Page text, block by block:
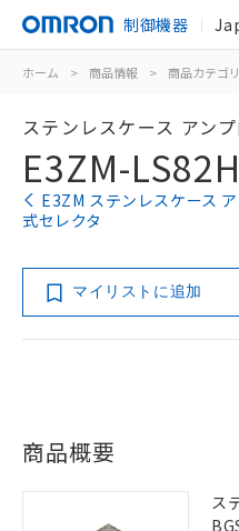
制御機器
ホーム > 商品情報 > 商品カテゴリ
ステンレスケース アン
E3ZM-
E3ZM ステンレスケース
式セレクタ
マイリストに追加
商品概要
ス